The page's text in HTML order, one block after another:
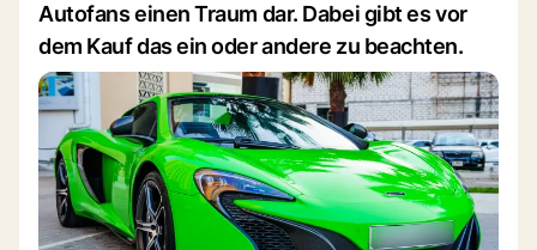
Autofans einen Traum dar. Dabei gibt es vor
dem Kauf das ein oder andere zu beachten.